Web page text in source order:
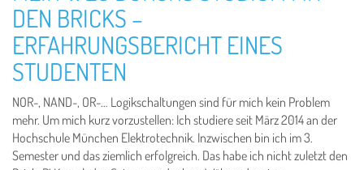
DEN BRICKS –
ERFAHRUNGSBERICHT EINES
STUDENTEN
NOR-, NAND-, OR-… Logikschaltungen sind für mich kein Problem
mehr. Um mich kurz vorzustellen: Ich studiere seit März 2014 an der
Hochschule München Elektrotechnik. Inzwischen bin ich im 3.
Semester und das ziemlich erfolgreich. Das habe ich nicht zuletzt den